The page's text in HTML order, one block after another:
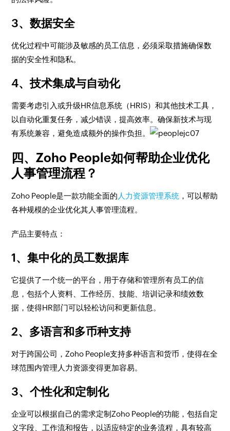
3、数据安全
优化过程中可能涉及敏感的员工信息，必须采取措施确保数
据的安全性和隐私。
4、技术集成与自动化
需要考虑引入或升级HR信息系统（HRIS）和其他技术工具，
以自动化重复任务，减少错误，提高效率。确保新技术与现
有系统兼容，避免造成额外的操作负担。
四、Zoho People如何帮助企业优化
人事管理流程？
Zoho People是一款功能全面的 人力资源管理系统 ，可以帮助
各种规模的企业优化其人事管理流程。
产品主要特点：
1、集中化的员工数据库
它提供了一个统一的平台，用于存储和管理所有员工的信
息，包括个人资料、工作经历、技能、培训记录和绩效数
据，使得HR部门可以轻松访问和更新信息。
2、多语言和多币种支持
对于跨国公司，Zoho People支持多种语言和货币，使得在全
球范围内管理人力资源变得更加容易。
3、个性化和定制化
企业可以根据自己的需求定制Zoho People的功能，包括自定
义字段、工作流和报告，以适应特定的业务流程，具有较高